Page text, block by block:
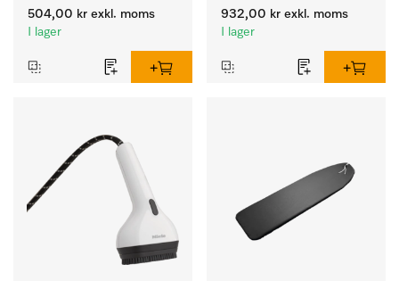
diskmaskiner.
504,00 kr exkl. moms
I lager
Scaler.
932,00 kr exkl. moms
I lager